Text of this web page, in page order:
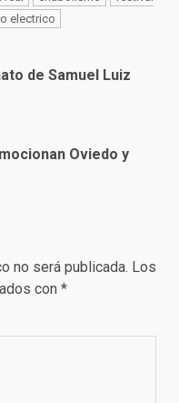
electrico
de Samuel Luiz
Oviedo y
no será publicada. Los
con *